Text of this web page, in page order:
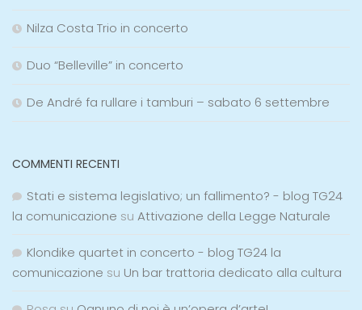
Nilza Costa Trio in concerto
Duo “Belleville” in concerto
De André fa rullare i tamburi – sabato 6 settembre
COMMENTI RECENTI
Stati e sistema legislativo; un fallimento? - blog TG24
la comunicazione su Attivazione della Legge Naturale
Klondike quartet in concerto - blog TG24 la
comunicazione su Un bar trattoria dedicato alla cultura